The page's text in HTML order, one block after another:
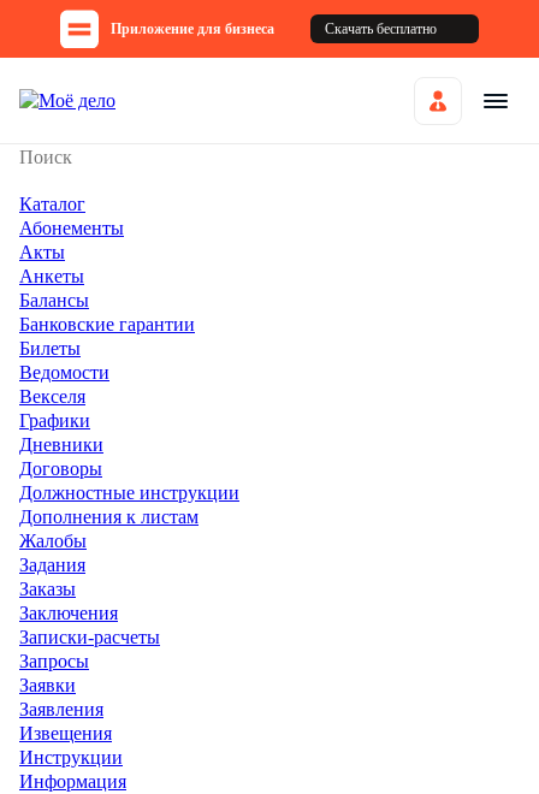
Приложение для бизнеса Скачать бесплатно
Каталог
Абонементы
Акты
Анкеты
Балансы
Банковские гарантии
Билеты
Ведомости
Векселя
Графики
Дневники
Договоры
Должностные инструкции
Дополнения к листам
Жалобы
Задания
Заказы
Заключения
Записки-расчеты
Запросы
Заявки
Заявления
Извещения
Инструкции
Информация